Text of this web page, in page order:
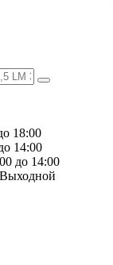
18:00
14:00
до 14:00